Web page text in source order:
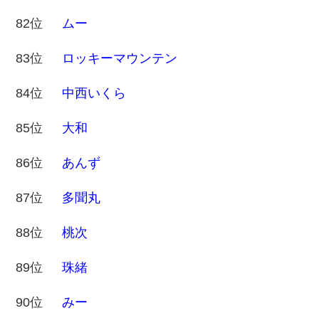
82位 ムー
83位 ロッキーマウンテン
84位 中西いくら
85位 大和
86位 あんず
87位 多聞丸
88位 桃次
89位 珠緒
90位 みー